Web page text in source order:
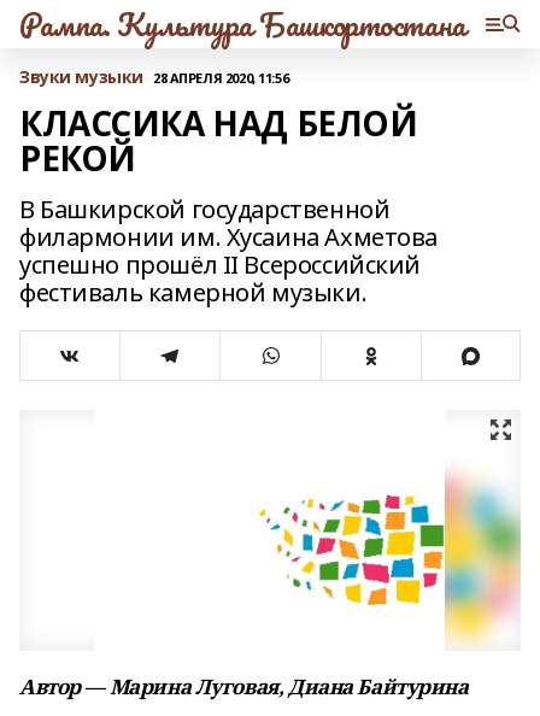
Рампа. Культура Башкортостана
Звуки музыки 28 АПРЕЛЯ 2020, 11:56
КЛАССИКА НАД БЕЛОЙ
РЕКОЙ
В Башкирской государственной
филармонии им. Хусаина Ахметова
успешно прошёл II Всероссийский
фестиваль камерной музыки.
Автор — Марина Луговая, Диана Байтурина